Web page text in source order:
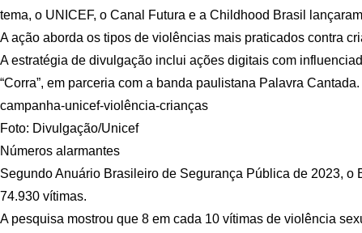
tema, o UNICEF, o Canal Futura e a Childhood Brasil
A ação aborda os tipos de violências mais praticados contra
A estratégia de divulgação inclui ações digitais com
“Corra”, em parceria com a banda paulistana Palavra Cantada.
campanha-unicef-violência-crianças
Foto: Divulgação/Unicef
Números alarmantes
Segundo Anuário Brasileiro de Segurança Pública de 2023,
74.930 vítimas.
A pesquisa mostrou que 8 em cada 10 vítimas de violência